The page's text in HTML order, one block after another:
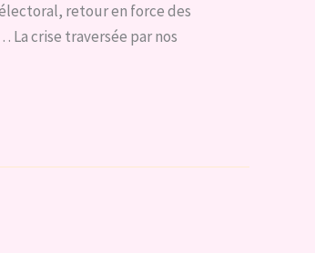
retour en force des
crise traversée par nos